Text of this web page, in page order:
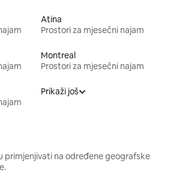
Atina
Prostori za mjesečni najam
Montreal
Prostori za mjesečni najam
Prikaži još
primjenjivati na određene geografske